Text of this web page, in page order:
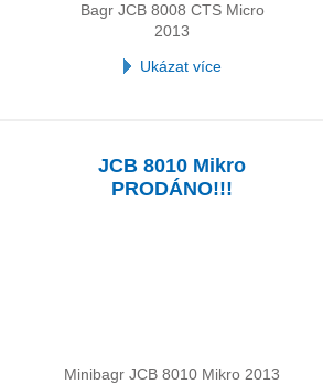
Bagr JCB 8008 CTS Micro
2013
Ukázat více
JCB 8010 Mikro
PRODÁNO!!!
Minibagr JCB 8010 Mikro 2013